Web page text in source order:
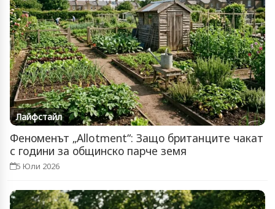
Лайфстайл
Феноменът „Allotment“: Защо британците чакат
с години за общинско парче земя
5 Юли 2026